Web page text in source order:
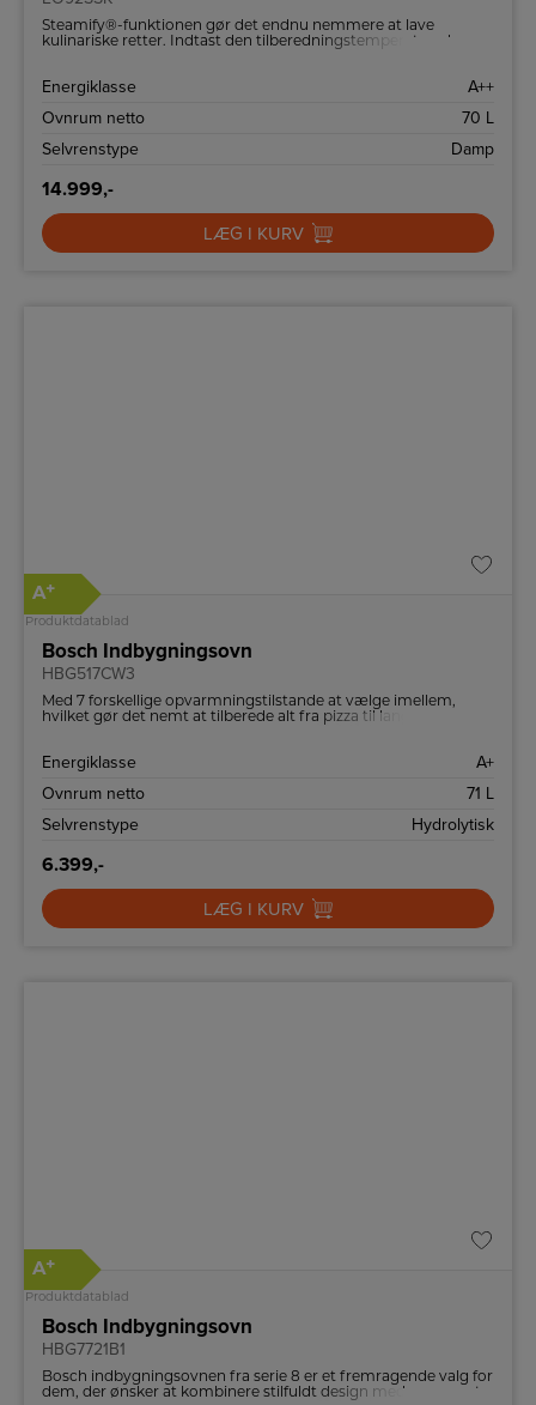
Steamify®-funktionen gør det endnu nemmere at lave
kulinariske retter. Indtast den tilberedningstemperatur, du
sundere og lækrere mad.
Energiklasse
A++
Ovnrum netto
70 L
Selvrenstype
Damp
14.999,-
LÆG I KURV
A+
Produktdatablad
Bosch Indbygningsovn
HBG517CW3
Med 7 forskellige opvarmningstilstande at vælge imellem,
hvilket gør det nemt at tilberede alt fra pizza til langsom
Energiklasse
A+
Ovnrum netto
71 L
Selvrenstype
Hydrolytisk
6.399,-
LÆG I KURV
A+
Produktdatablad
Bosch Indbygningsovn
HBG7721B1
Bosch indbygningsovnen fra serie 8 er et fremragende valg for
dem, der ønsker at kombinere stilfuldt design med avanceret